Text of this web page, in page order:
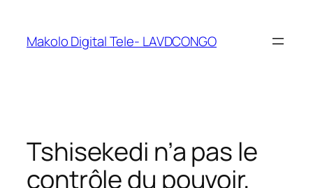
Makolo Digital Tele- LAVDCONGO
Tshisekedi n’a pas le
contrôle du pouvoir,